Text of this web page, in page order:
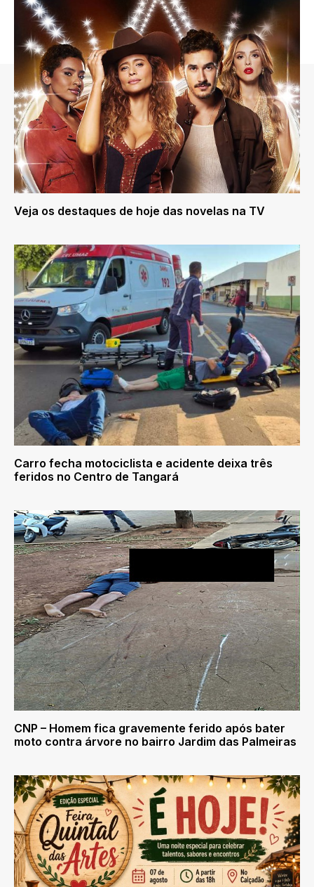
Veja os destaques de hoje das novelas na TV
Carro fecha motociclista e acidente deixa três
feridos no Centro de Tangará
CNP – Homem fica gravemente ferido após bater
moto contra árvore no bairro Jardim das Palmeiras